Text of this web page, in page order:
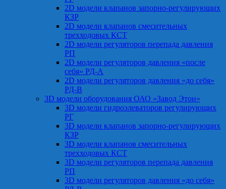
2D модели клапанов запорно-регулирующих
КЗР
2D модели клапанов смесительных
трехходовых КСТ
2D модели регуляторов перепада давления
РП
2D модели регуляторов давления «после
себя» РД-А
2D модели регуляторов давления «до себя»
РД-В
3D модели оборудования ОАО «Завод Этон»
3D модели гидроэлеваторов регулирующих
РГ
3D модели клапанов запорно-регулирующих
КЗР
3D модели клапанов смесительных
трехходовых КСТ
3D модели регуляторов перепада давления
РП
3D модели регуляторов давления «до себя»